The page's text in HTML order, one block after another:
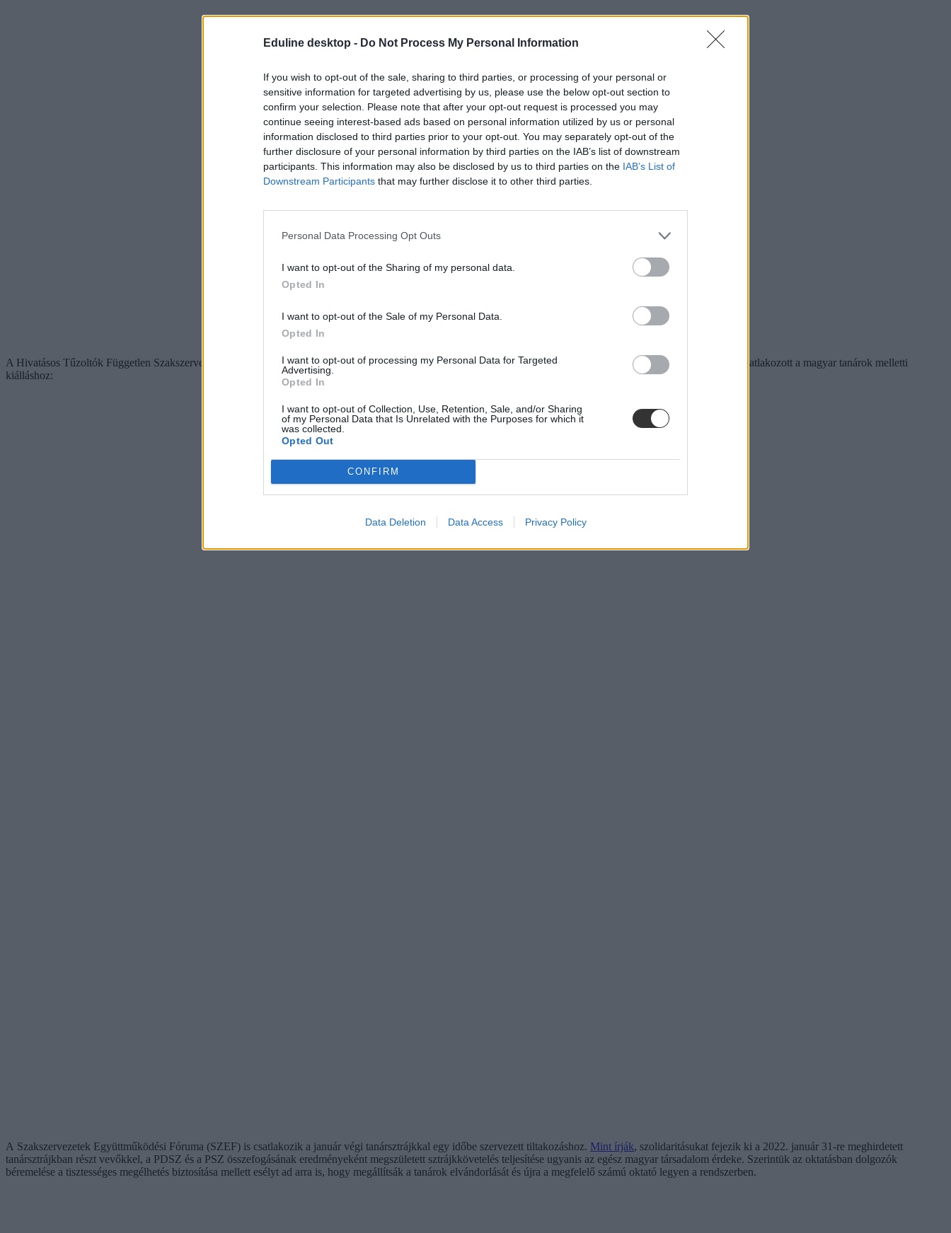
Eduline desktop - Do Not Process My Personal Information
If you wish to opt-out of the sale, sharing to third parties, or processing of your personal or
sensitive information for targeted advertising by us, please use the below opt-out section to
confirm your selection. Please note that after your opt-out request is processed you may
continue seeing interest-based ads based on personal information utilized by us or personal
information disclosed to third parties prior to your opt-out. You may separately opt-out of the
further disclosure of your personal information by third parties on the IAB’s list of downstream
participants. This information may also be disclosed by us to third parties on the IAB’s List of
Downstream Participants that may further disclose it to other third parties.
Personal Data Processing Opt Outs
I want to opt-out of the Sharing of my personal data.
Opted In
I want to opt-out of the Sale of my Personal Data.
Opted In
I want to opt-out of processing my Personal Data for Targeted
Advertising.
Opted In
I want to opt-out of Collection, Use, Retention, Sale, and/or Sharing
of my Personal Data that Is Unrelated with the Purposes for which it
was collected.
Opted Out
CONFIRM
Data Deletion Data Access Privacy Policy
A Hivatásos Tűzoltók Független Szakszervezete
, hogy szolidaritást vállalnak a mai megmozdulással, de még az egyik legnagyobb lengyel tanárszervezet is csatlakozott a magyar tanárok melletti
kiálláshoz:
A Szakszervezetek Együttműködési Fóruma (SZEF) is csatlakozik a január végi tanársztrájkkal egy időbe szervezett tiltakozáshoz. Mint írják, szolidaritásukat fejezik ki a 2022. január 31-re meghirdetett
tanársztrájkban részt vevőkkel, a PDSZ és a PSZ összefogásának eredményeként megszületett sztrájkkövetelés teljesítése ugyanis az egész magyar társadalom érdeke. Szerintük az oktatásban dolgozók
béremelése a tisztességes megélhetés biztosítása mellett esélyt ad arra is, hogy megállítsák a tanárok elvándorlását és újra a megfelelő számú oktató legyen a rendszerben.